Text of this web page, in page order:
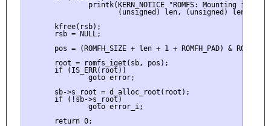
printk(KERN_NOTICE "ROMFS: Mounting image
(unsigned) len, (unsigned) len,
       kfree(rsb);
       rsb = NULL;
pos = (ROMFH_SIZE + len + 1 + ROMFH_PAD) &
       root = romfs_iget(sb, pos);
       if (IS_ERR(root))
               goto error;
       sb->s_root = d_alloc_root(root);
       if (!sb->s_root)
               goto error_i;
       return 0;